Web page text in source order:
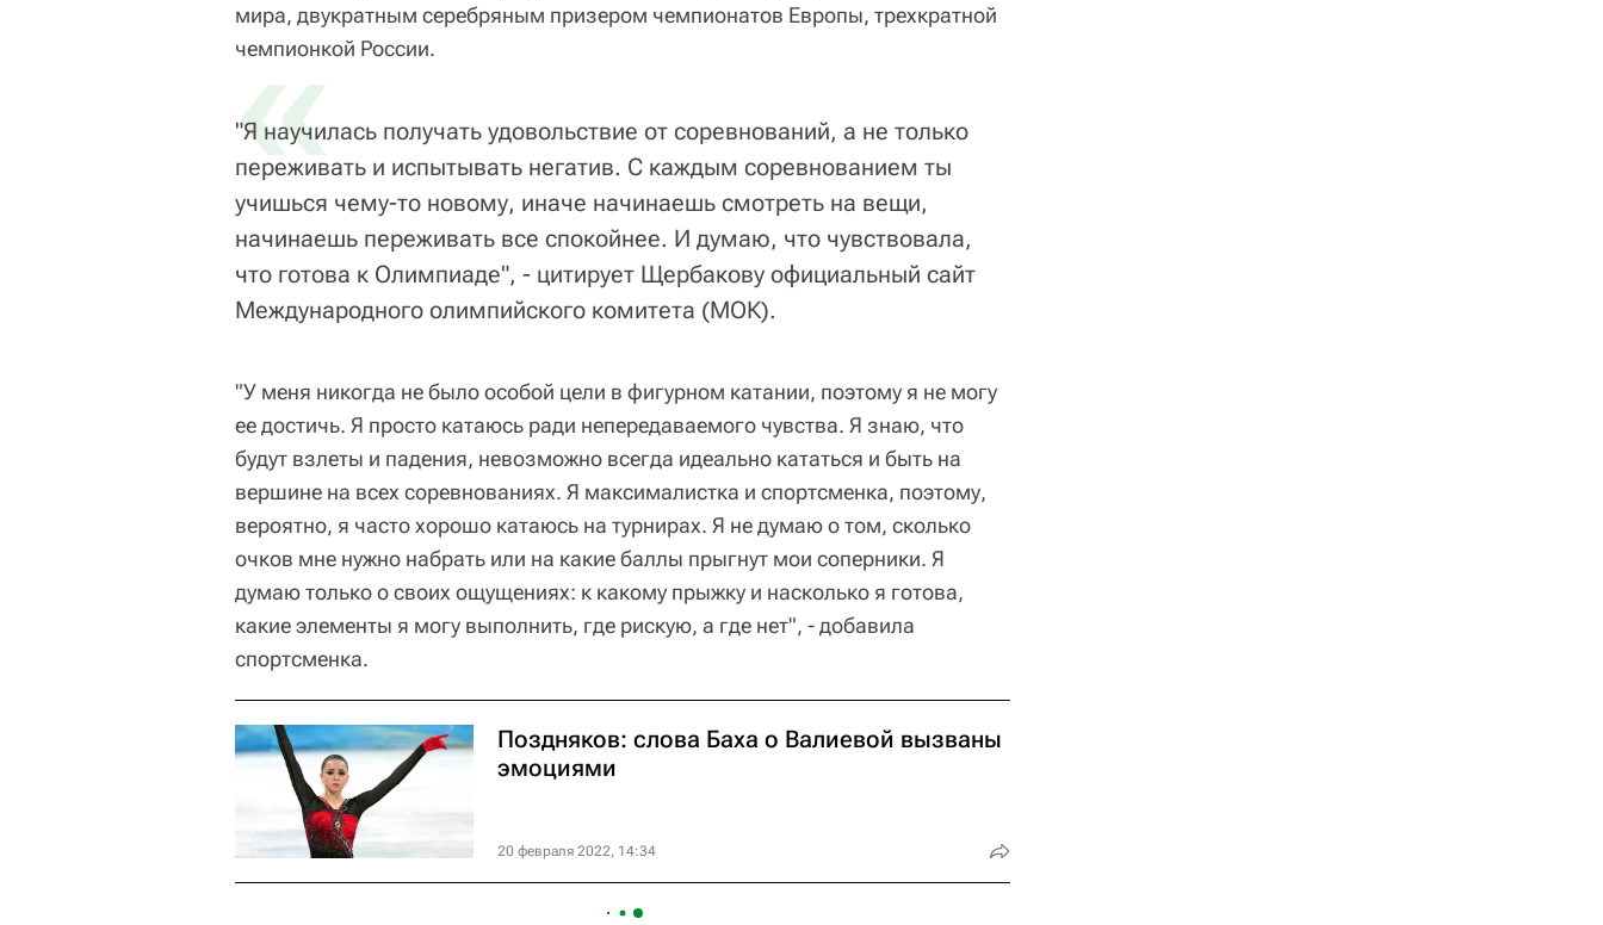
мира, двукратным серебряным призером чемпионатов Европы, трехкратной
чемпионкой России.
«
"Я научилась получать удовольствие от соревнований, а не только
переживать и испытывать негатив. С каждым соревнованием ты
учишься чему-то новому, иначе начинаешь смотреть на вещи,
начинаешь переживать все спокойнее. И думаю, что чувствовала,
что готова к Олимпиаде", - цитирует Щербакову официальный сайт
Международного олимпийского комитета (МОК).
"У меня никогда не было особой цели в фигурном катании, поэтому я не могу
ее достичь. Я просто катаюсь ради непередаваемого чувства. Я знаю, что
будут взлеты и падения, невозможно всегда идеально кататься и быть на
вершине на всех соревнованиях. Я максималистка и спортсменка, поэтому,
вероятно, я часто хорошо катаюсь на турнирах. Я не думаю о том, сколько
очков мне нужно набрать или на какие баллы прыгнут мои соперники. Я
думаю только о своих ощущениях: к какому прыжку и насколько я готова,
какие элементы я могу выполнить, где рискую, а где нет", - добавила
спортсменка.
Поздняков: слова Баха о Валиевой вызваны
эмоциями
20 февраля 2022, 14:34